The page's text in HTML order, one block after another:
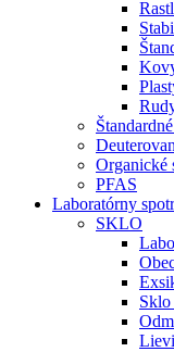
Organické
PFAS
Laboratórny
SKLO